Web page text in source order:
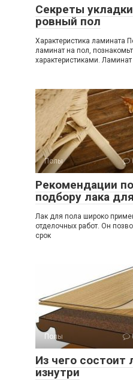
Секреты
ровный пол
Характеристика ламината
ламинат на пол,
характеристиками. Ламинат
Полы
Рекомендации
подбору лака
Лак для пола широко
отделочных работ. Он
срок
Полы
Из чего состоит
изнутри